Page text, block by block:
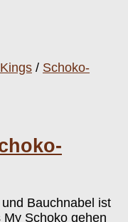
/ Schoko-
Bauchnabel ist
Schoko gehen